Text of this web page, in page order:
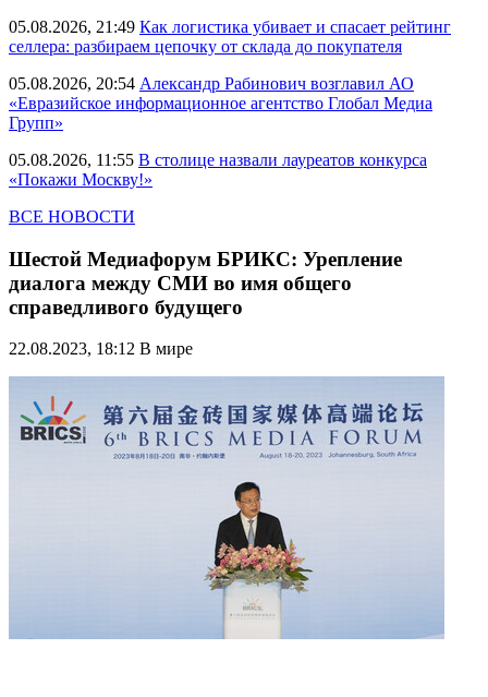
05.08.2026, 21:49 Как логистика убивает и спасает рейтинг
селлера: разбираем цепочку от склада до покупателя
05.08.2026, 20:54 Александр Рабинович возглавил АО
«Евразийское информационное агентство Глобал Медиа
Групп»
05.08.2026, 11:55 В столице назвали лауреатов конкурса
«Покажи Москву!»
ВСЕ НОВОСТИ
Шестой Медиафорум БРИКС: Урепление
диалога между СМИ во имя общего
справедливого будущего
22.08.2023, 18:12 В мире